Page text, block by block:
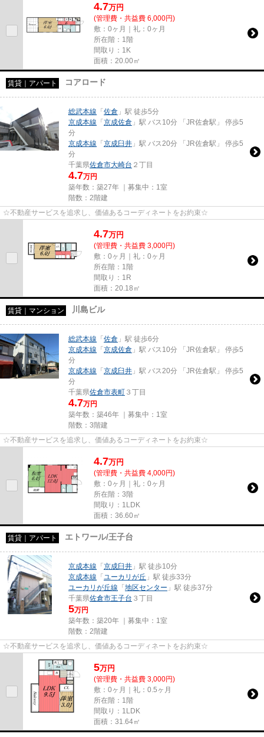
4.7万円
(管理費・共益費 6,000円)
敷：0ヶ月｜礼：0ヶ月
所在階：1階
間取り：1K
面積：20.00㎡
賃貸｜アパート コアロード
総武本線 「 佐倉 」駅 徒歩5分
京成本線 「 京成佐倉 」駅 バス10分 「JR佐倉駅」 停歩5
分
京成本線 「 京成臼井 」駅 バス20分 「JR佐倉駅」 停歩5
分
千葉県佐倉市大崎台 ２丁目
4.7万円
築年数：築27年 ｜募集中： 1室
階数：2階建
☆不動産サービスを追求し、価値あるコーディネートをお約束☆
4.7万円
(管理費・共益費 3,000円)
敷：0ヶ月｜礼：0ヶ月
所在階：1階
間取り：1R
面積：20.18㎡
賃貸｜マンション 川島ビル
総武本線 「 佐倉 」駅 徒歩6分
京成本線 「 京成佐倉 」駅 バス10分 「JR佐倉駅」 停歩5
分
京成本線 「 京成臼井 」駅 バス20分 「JR佐倉駅」 停歩5
分
千葉県佐倉市表町 ３丁目
4.7万円
築年数：築46年 ｜募集中： 1室
階数：3階建
☆不動産サービスを追求し、価値あるコーディネートをお約束☆
4.7万円
(管理費・共益費 4,000円)
敷：0ヶ月｜礼：0ヶ月
所在階：3階
間取り：1LDK
面積：36.60㎡
賃貸｜アパート エトワール/王子台
京成本線 「 京成臼井 」駅 徒歩10分
京成本線 「 ユーカリが丘 」駅 徒歩33分
ユーカリが丘線 「 地区センター 」駅 徒歩37分
千葉県佐倉市王子台 ３丁目
5万円
築年数：築20年 ｜募集中： 1室
階数：2階建
☆不動産サービスを追求し、価値あるコーディネートをお約束☆
5万円
(管理費・共益費 3,000円)
敷：0ヶ月｜礼：0.5ヶ月
所在階：1階
間取り：1LDK
面積：31.64㎡